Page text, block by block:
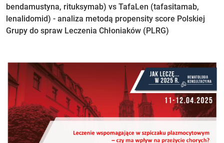
bendamustyna, rituksymab) vs TafaLen (tafasitamab,
lenalidomid) - analiza metodą propensity score Polskiej
Grupy do spraw Leczenia Chłoniaków (PLRG)